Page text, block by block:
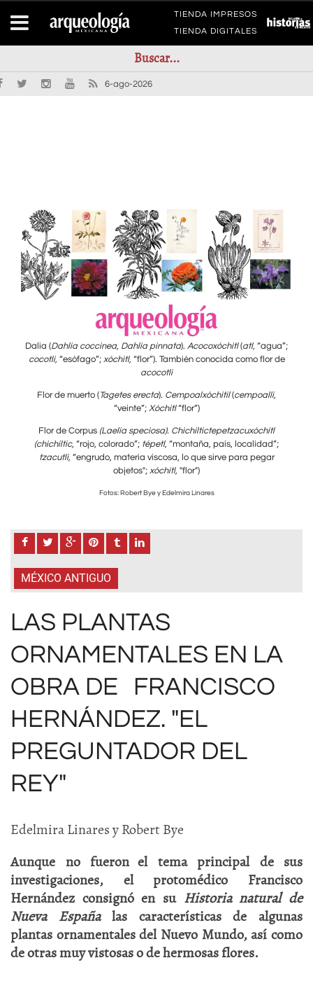
TIENDA IMPRESOS
TIENDA DIGITALES
6-ago-2026
Dalia (Dahlia coccinea, Dahlia pinnata). Acocoxóchitl(atl, “agua”;
cocotli, “esófago”; xóchitl, “flor”). También conocida como flor de
acocotli
Flor de muerto (Tagetes erecta). Cempoalxóchitil(cempoalli,
“veinte”; Xóchitl“flor”)
Flor de Corpus (Laelia speciosa). Chichiltictepetzacuxóchitl
(chichíltic, “rojo, colorado”; tépetl, “montaña, país, localidad”;
tzacutli, “engrudo, materia viscosa, lo que sirve para pegar
objetos"; xóchitl, "flor")
Fotos: Robert Bye y Edelmira Linares
MÉXICO ANTIGUO
LAS PLANTAS
ORNAMENTALES EN LA
OBRA DE FRANCISCO
HERNÁNDEZ. "EL
PREGUNTADOR DEL
REY"
Edelmira Linares y Robert Bye
Aunque no fueron el tema principal de sus
investigaciones, el protomédico Francisco
Hernández consignó en su Historia natural de
Nueva Españalas características de algunas
plantas ornamentales del Nuevo Mundo, así como
de otras muy vistosas o de hermosas flores.